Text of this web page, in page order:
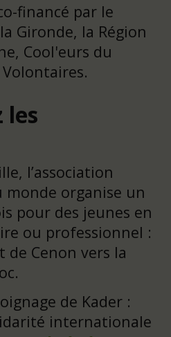
financé par le
Gironde, la Région
Cool'eurs du
les
l’association
monde organise un
pour des jeunes en
ou professionnel :
Cenon vers la
de Kader :
internationale